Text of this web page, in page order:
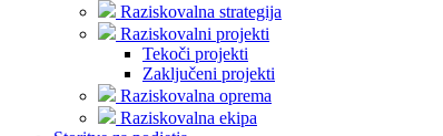
Raziskovalna strategija
Raziskovalni projekti
Tekoči projekti
Zaključeni projekti
Raziskovalna oprema
Raziskovalna ekipa